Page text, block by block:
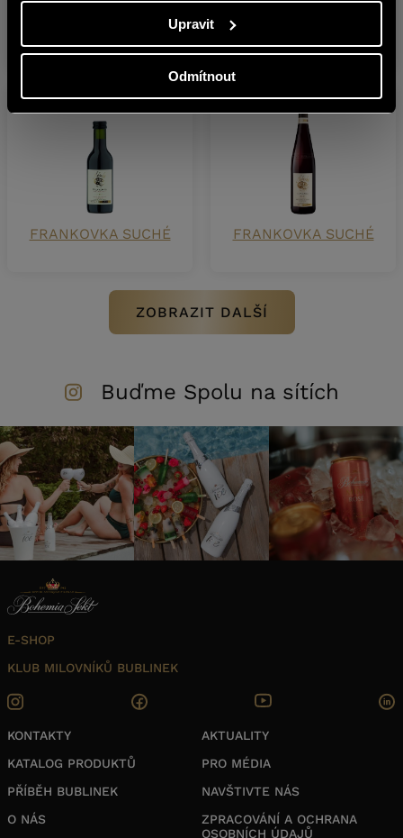
Upravit
Odmítnout
FRANKOVKA SUCHÉ FRANKOVKA SUCHÉ
ZOBRAZIT DALŠÍ
Buďme Spolu na sítích
E-SHOP
KLUB MILOVNÍKŮ BUBLINEK
KONTAKTY
KATALOG PRODUKTŮ
PŘÍBĚH BUBLINEK
O NÁS
AKTUALITY
PRO MÉDIA
NAVŠTIVTE NÁS
ZPRACOVÁNÍ A OCHRANA
OSOBNÍCH ÚDAJŮ